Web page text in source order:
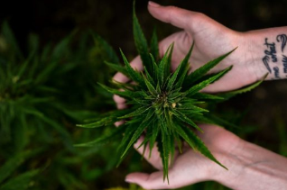
Kiedyś uważana za fikcyjną chorobę,
fibromialgia nie ma istniejącego lekarstwa
dostępnego w dzisiejszym świecie. Ze
względu na to, że obecnie ponad 10
milionów ludzi cierpi na tę chorobę, powoli
staje się wyzwaniem dla lekarzy
znalezienie sposobu na wyleczenie jej. I […]